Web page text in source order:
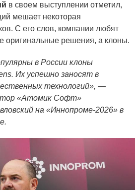
в своем выступлении отметил,
мешает некоторая
С его слов, компании любят
оригинальные решения, а клоны.
в России клоны
Их успешно заносят в
технологий», —
«Атомик Софт»
на «Иннопроме-2026» в